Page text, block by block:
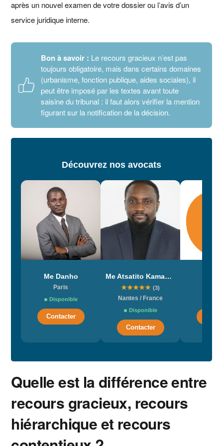
après un nouvel examen de votre dossier ou l’avis d’un
service juridique interne.
Bon à savoir : Le recours gracieux n’est pas
toujours obligatoire, mais dans certains domaines
(urbanisme, fonction publique, aides sociales), il
peut être imposé par les textes avant toute
saisine du tribunal : il faut alors vérifier la mention
figurant sur la notification de la décision.
Découvrez nos avocats
Me Danho
Paris
Disponible
Contacter
Me Atsatito Kamanou
★★★★★ (3)
Nantes / France
Disponible
Contacter
Quelle est la différence entre
recours gracieux, recours
hiérarchique et recours